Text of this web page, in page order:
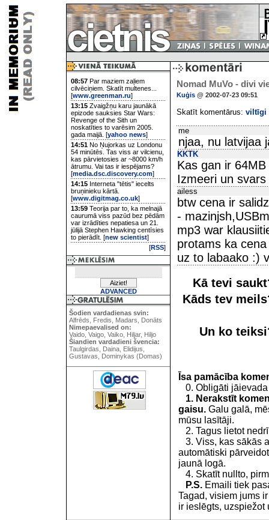
08:57 Par maziem zaļiem
cilvēciņiem. Skatīt multenes...
[www.greenman.ru]
13:15 Zvaigžņu karu jaunākā
epizode sauksies Star Wars:
Revenge of the Sith un
noskatīties to varēsim 2005.
gada maijā. [yahoo news]
14:51 No Ņujorkas uz Londonu
54 minūtēs. Tas viss ar vilcienu,
kas pārvietosies ar ~8000 km/h
ātrumu. Vai tas ir iespējams?
[media.dsc.discovery.com]
14:15 Interneta "tētis" iecelts
bruņinieku kārtā.
[www.digitmag.co.uk]
13:59 Teorija par to, ka melnajā
caurumā viss pazūd bez pēdām
var izrādīties nepatiesa un 21.
jūlijā Stephen Hawking centīsies
to pierādīt. [new scientist]
[RSS]
ADVANCED
Šodien vardadienas svin:
Alfrēds, Fredis, Madars, Donāts
Nimepaevalised on:
Vaido, Vaigo, Vaiko, Hiljar, Hiljo
Šiandien vardadieni švencia:
Taulgirdas, Daina, Elidijus,
Gustavas, Dominykas (Domas)
Nomad MuVo - divi
Kuģis @ 2002-07-23 09:51
Skatīt komentārus: viltīgi
me
njaa, nu latvijaa
KKTK
Kas gan ir
Izmeeri un
ailess
btw cena ir
-
mp3 war
protams ka
uz to labaako :)
Kā tevi
Kāds tev
Un ko
Īsa pamācība
0. Obligāti jāievada
1. Nerakstīt
gaisu. Galu galā,
mūsu lasītāji.
2. Tagus lietot
3. Viss, kas sākās
automātiski
jaunā logā.
4. Skatīt nullto,
P.S. Emaili tiek
Tagad, visiem jums
ir ieslēgts, uzspiežot